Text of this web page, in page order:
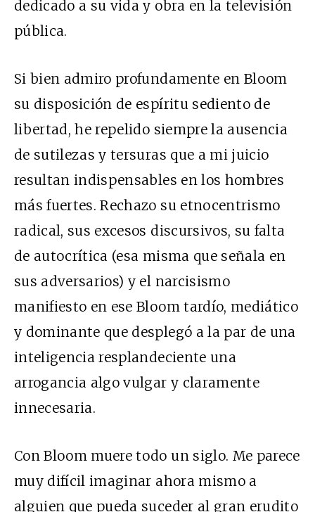
dedicado a su vida y obra en la televisión
pública.
Si bien admiro profundamente en Bloom
su disposición de espíritu sediento de
libertad, he repelido siempre la ausencia
de sutilezas y tersuras que a mi juicio
resultan indispensables en los hombres
más fuertes. Rechazo su etnocentrismo
radical, sus excesos discursivos, su falta
de autocrítica (esa misma que señala en
sus adversarios) y el narcisismo
manifiesto en ese Bloom tardío, mediático
y dominante que desplegó a la par de una
inteligencia resplandeciente una
arrogancia algo vulgar y claramente
innecesaria.
Con Bloom muere todo un siglo. Me parece
muy difícil imaginar ahora mismo a
alguien que pueda suceder al gran erudito